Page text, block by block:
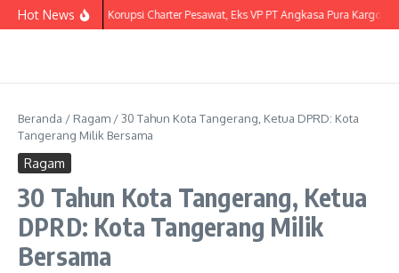
Lewati ke konten
Hot News Korupsi Charter Pesawat, Eks VP PT Angkasa Pura Kargo
Beranda / Ragam / 30 Tahun Kota Tangerang, Ketua DPRD: Kota
Tangerang Milik Bersama
Ragam
30 Tahun Kota Tangerang, Ketua
DPRD: Kota Tangerang Milik
Bersama